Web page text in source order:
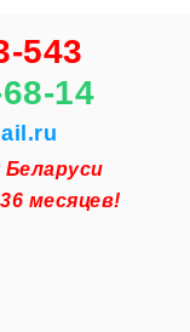
543
14
месяцев!